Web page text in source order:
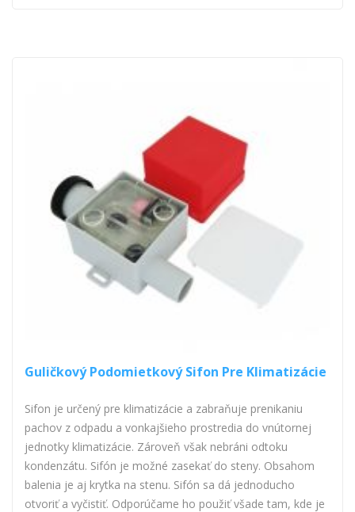
Guličkový Podomietkový Sifon Pre Klimatizácie
Sifon je určený pre klimatizácie a zabraňuje prenikaniu
pachov z odpadu a vonkajšieho prostredia do vnútornej
jednotky klimatizácie. Zároveň však nebráni odtoku
kondenzátu. Sifón je možné zasekať do steny. Obsahom
balenia je aj krytka na stenu. Sifón sa dá jednoducho
otvoriť a vyčistiť. Odporúčame ho použiť všade tam, kde je